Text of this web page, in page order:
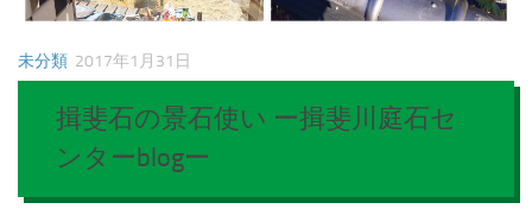
未分類 2017年1月31日
揖斐石の景石使い ー揖斐川庭石セ
ンターblogー